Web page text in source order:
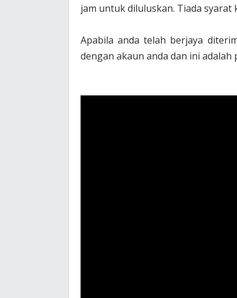
jam untuk diluluskan. Tiada
Apabila anda telah berjaya
dengan akaun anda dan ini